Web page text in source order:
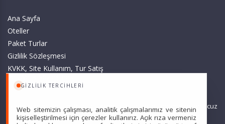
GIZLILIK TERCIHLERI
Web sitemizin çalışması, analitik çalışmalarımız ve sitenin
kişiselleştirilmesi için çerezler kullanırız. Açık rıza vermeniz
Ana Sayfa
Oteller
Paket Turlar
Gizlilik Sözleşmesi
KVKK, Site Kullanım, Tur Satış
Sitemizde anılan tüm fiyatlar, geçerli kartlar ile tek ödemede, en ucuz
başlangıç fiyatlardır ve yeterli kontenjan olması durumunda